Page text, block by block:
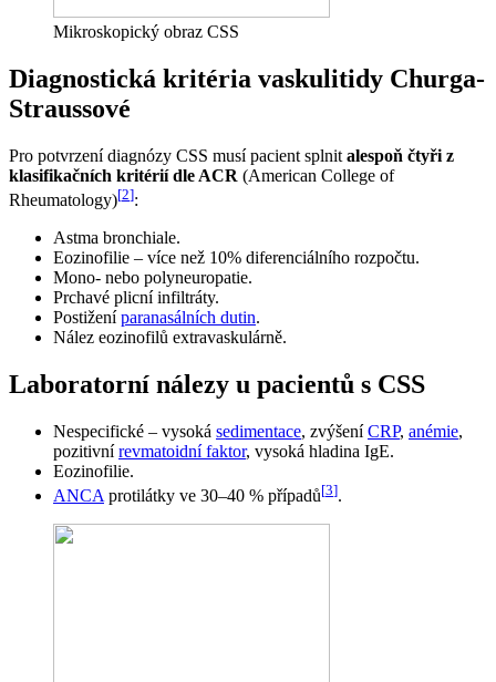
Mikroskopický obraz CSS
Diagnostická kritéria vaskulitidy Churga-
Straussové
Pro potvrzení diagnózy CSS musí pacient splnit alespoň čtyři z
klasifikačních kritérií dle ACR (American College of
Rheumatology)[2]:
Astma bronchiale.
Eozinofilie – více než 10% diferenciálního rozpočtu.
Mono- nebo polyneuropatie.
Prchavé plicní infiltráty.
Postiženíparanasálních dutin.
Nález eozinofilů extravaskulárně.
Laboratorní nálezy u pacientů s CSS
Nespecifické – vysoká sedimentace, zvýšeníCRP, anémie,
pozitivnírevmatoidní faktor, vysoká hladina IgE.
Eozinofilie.
ANCA protilátky ve 30–40 % případů[3].